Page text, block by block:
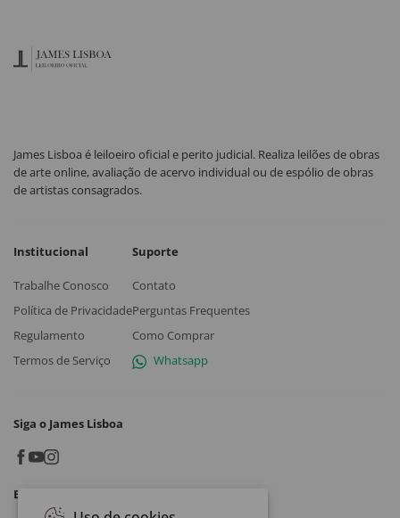
James Lisboa é leiloeiro oficial e perito judicial. Realiza leilões de obras
de arte online, avaliação de acervo individual ou de espólio de obras
de artistas consagrados.
Institucional
Trabalhe Conosco
Política de Privacidade
Regulamento
Termos de Serviço
Suporte
Contato
Perguntas Frequentes
Como Comprar
Whatsapp
Siga o James Lisboa
Baixe o App